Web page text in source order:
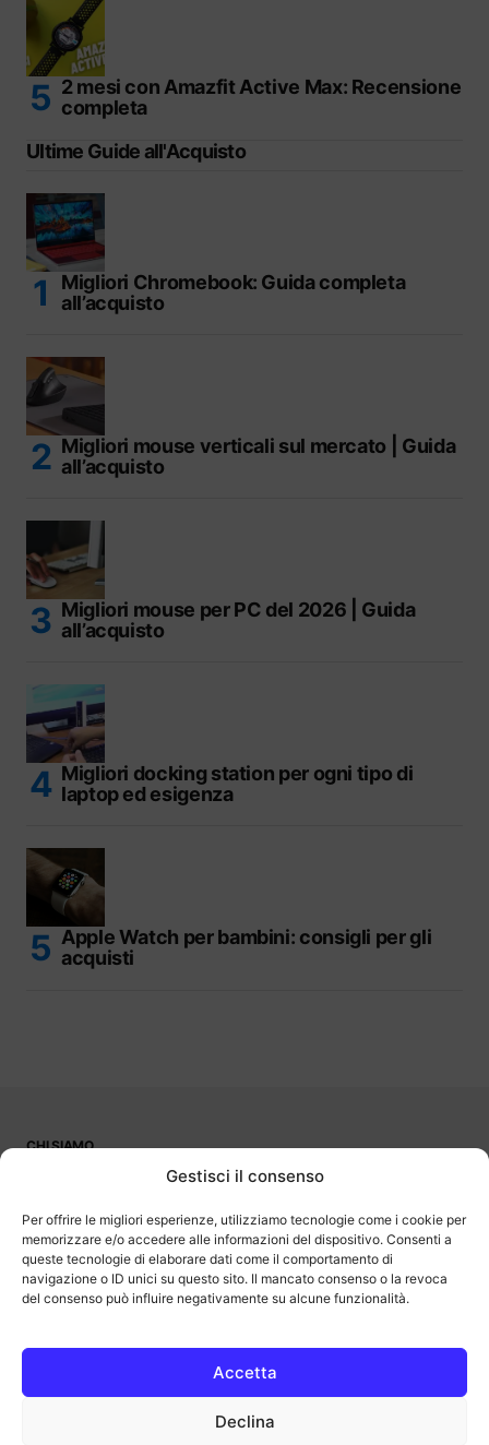
Gestisci il consenso
Per offrire le migliori esperienze, utilizziamo tecnologie come i cookie per
memorizzare e/o accedere alle informazioni del dispositivo. Consenti a
queste tecnologie di elaborare dati come il comportamento di
navigazione o ID unici su questo sito. Il mancato consenso o la revoca
del consenso può influire negativamente su alcune funzionalità.
Accetta
Declina
2 mesi con Amazfit Active Max: Recensione
completa
Ultime Guide all'Acquisto
Migliori Chromebook: Guida completa
all’acquisto
Migliori mouse verticali sul mercato | Guida
all’acquisto
Migliori mouse per PC del 2026 | Guida
all’acquisto
Migliori docking station per ogni tipo di
laptop ed esigenza
Apple Watch per bambini: consigli per gli
acquisti
CHI SIAMO
OutOfBit
programma di affiliazione che consente ai siti di percepire una
commissione pubblicitaria pubblicizzando e fornendo link al sito
Amazon.it. Amazon e il logo Amazon sono marchi registrati di
Amazon.com, Inc. o delle sue affiliate.
COPYRIGHT © 2013-2025 OUTOFBIT P.IVA 04140830243, TUTTI I